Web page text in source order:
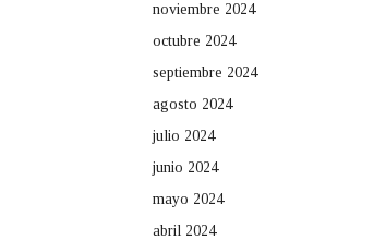
noviembre 2024
octubre 2024
septiembre 2024
agosto 2024
julio 2024
junio 2024
mayo 2024
abril 2024